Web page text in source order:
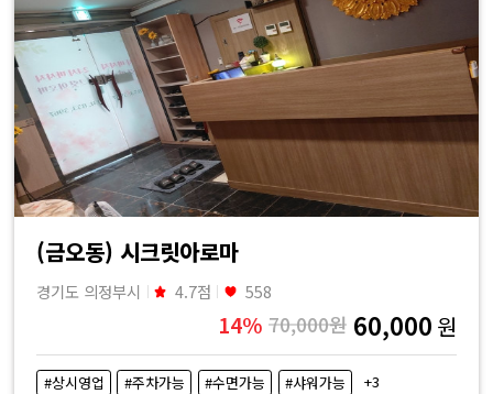
(금오동) 시크릿아로마
경기도 의정부시 4.7점 558
14% 70,000원 60,000 원
#상시영업 #주차가능 #수면가능 #샤워가능 +3